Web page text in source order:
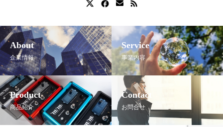
About
企業情報
Service
事業内容
Product
商品紹介
Contact
お問合せ